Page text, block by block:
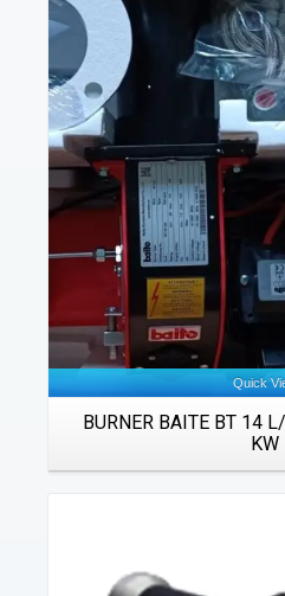
Details
Quick
BURNER BAITE BT 14
KW